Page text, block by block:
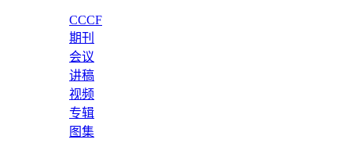
CCCF
期刊
会议
讲稿
视频
专辑
图集